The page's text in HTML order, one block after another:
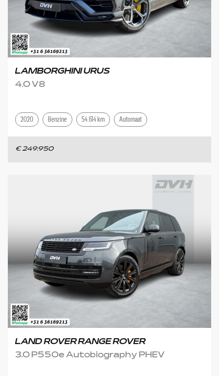
LAMBORGHINI URUS
4.0 V8
2020 Benzine 54.614 km Automaat
€ 249.950
LAND ROVER RANGE ROVER
3.0 P550e Autobiography PHEV